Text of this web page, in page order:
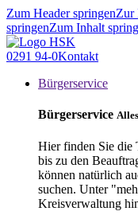
Zum Header springenZur
springenZum Inhalt
0291 94-0Kontakt
Bürgerservice
Bürgerservice
Hier finden Sie die
bis zu den
können natürlich
suchen. Unter
Kreisverwaltung